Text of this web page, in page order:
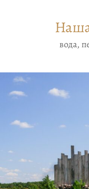
вода,